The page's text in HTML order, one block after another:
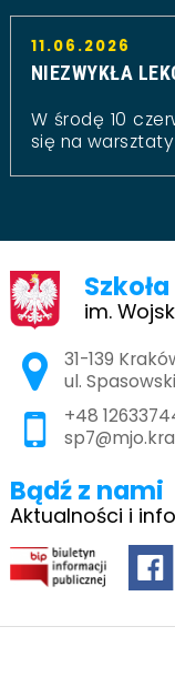
11.06.2026
NIEZWYKŁA
W środę 10
się na
im.
Adres
31-139
ul.
+48
Bądź z nami
Aktualności i